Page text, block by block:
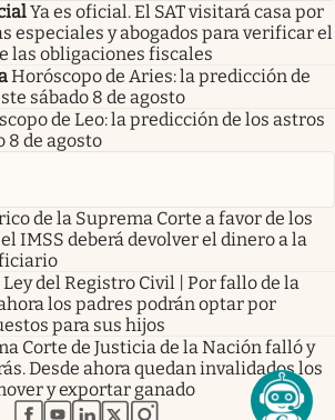
Ya es oficial. El SAT visitará casa por
especiales y abogados para verificar el
las obligaciones fiscales
Horóscopo de Aries: la predicción de
sábado 8 de agosto
de Leo: la predicción de los astros
8 de agosto
de la Suprema Corte a favor de los
IMSS deberá devolver el dinero a la
del Registro Civil | Por fallo de la
los padres podrán optar por
para sus hijos
Corte de Justicia de la Nación falló y
Desde ahora quedan invalidados los
y exportar ganado
abre en nueva pestaña
abre en nueva pestaña
abre en nueva pestaña
abre en nueva pestaña
abre en nueva pestaña